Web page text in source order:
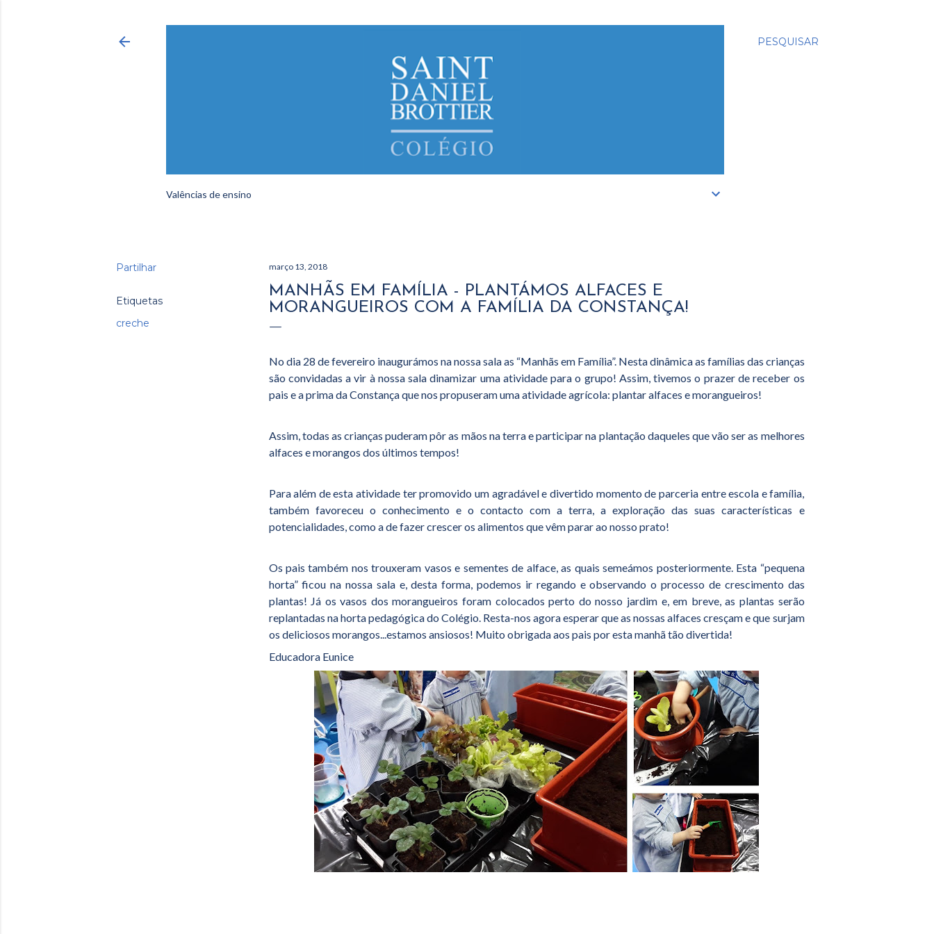
PESQUISAR
Valências de ensino
Partilhar
Etiquetas
creche
março 13, 2018
MANHÃS EM FAMÍLIA - PLANTÁMOS ALFACES E
MORANGUEIROS COM A FAMÍLIA DA CONSTANÇA!
No dia 28 de fevereiro inaugurámos na nossa sala as “Manhãs em Família”. Nesta dinâmica as famílias das crianças
são convidadas a vir à nossa sala dinamizar uma atividade para o grupo! Assim, tivemos o prazer de receber os
pais e a prima da Constança que nos propuseram uma atividade agrícola: plantar alfaces e morangueiros!
Assim, todas as crianças puderam pôr as mãos na terra e participar na plantação daqueles que vão ser as melhores
alfaces e morangos dos últimos tempos!
Para além de esta atividade ter promovido um agradável e divertido momento de parceria entre escola e família,
também favoreceu o conhecimento e o contacto com a terra, a exploração das suas características e
potencialidades, como a de fazer crescer os alimentos que vêm parar ao nosso prato!
Os pais também nos trouxeram vasos e sementes de alface, as quais semeámos posteriormente. Esta “pequena
horta” ficou na nossa sala e, desta forma, podemos ir regando e observando o processo de crescimento das
plantas! Já os vasos dos morangueiros foram colocados perto do nosso jardim e, em breve, as plantas serão
replantadas na horta pedagógica do Colégio. Resta-nos agora esperar que as nossas alfaces cresçam e que surjam
os deliciosos morangos...estamos ansiosos! Muito obrigada aos pais por esta manhã tão divertida!
Educadora Eunice